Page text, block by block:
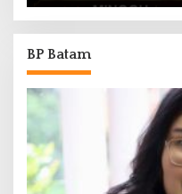
BP Batam